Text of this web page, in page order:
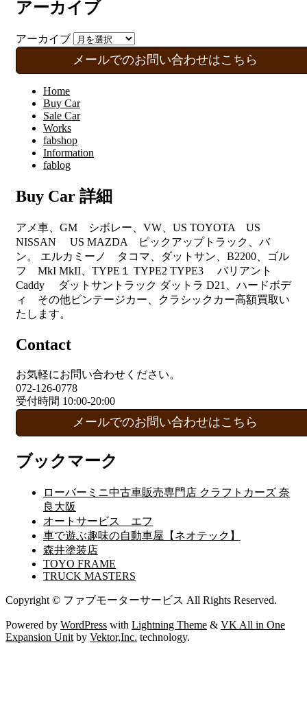
アーカイブ
アーカイブ
メールでのお問い合わせはこちら
Home
Buy Car
Sale Car
Works
fabshop
Information
fablog
Buy Car 詳細
アメ車、GM シボレー、VW、US TOYOTA US
NISSAN US MAZDA ピックアップトラック、バ
ン。 エルカミーノ タコマ、ダットサン、B2200、ゴル
フ MkI MkII、TYPE１ TYPE2 TYPE3 バリアント
Caddy ダットサントラック ダットラ D21、ハードボデ
ィ その他ビンテージカー、クラシックカー高額買取い
たします。
Contact
お気軽にお問い合わせください。
072-126-0778
受付時間 10:00-20:00
メールでのお問い合わせはこちら
ブックマーク
ローバーミニ中古車販売専門店 クラフトカーズ 奈
良大阪
オートサービス エフ
車で遊ぶ趣味の自動車屋【ネオテック】
森井塗装店
TOYO FRAME
TRUCK MASTERS
Copyright © ファブモーターサービス All Rights Reserved.
Powered by WordPress with Lightning Theme & VK All in One
Expansion Unit by Vektor,Inc. technology.